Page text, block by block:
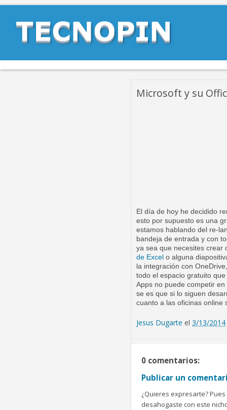
Microsoft y su
El día de hoy he decidido
esto por supuesto es una
estamos hablando del re-
bandeja de entrada y con
ya sea que necesites crear
de Excel o alguna
la integración con
todo el espacio gratuito
Apps no puede competir
se es que si lo siguen
cuanto a las oficinas online
Jesus Dugarte el 3/13/2014
0 comentarios:
Publicar un
¿Quieres expresarte?
desahogaste con este